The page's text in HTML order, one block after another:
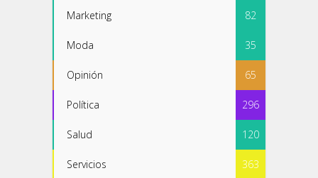
Marketing 82
Moda 35
Opinión 65
Política 296
Salud 120
Servicios 363